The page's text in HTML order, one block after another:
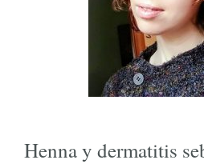
Henna y dermatitis